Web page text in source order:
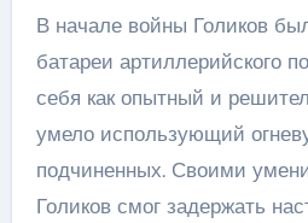
В начале войны Голиков
батареи артиллерийского
себя как опытный и
умело использующий
подчиненных. Своими
Голиков смог задержать